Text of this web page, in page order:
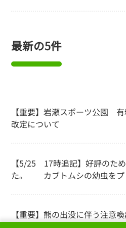
最新の5件
【重要】岩瀬スポーツ公園
改定について
【5/25 17時追記】好評のた
た。 カブトムシの幼虫をプ
【重要】熊の出没に伴う注意